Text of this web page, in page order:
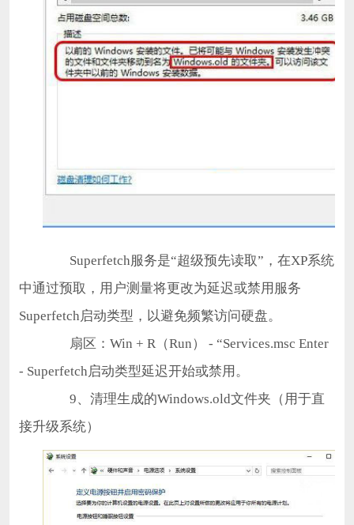
Superfetch服务是“超级预先读取”，在XP系统
中通过预取，用户测量将更改为延迟或禁用服务
Superfetch启动类型，以避免频繁访问硬盘。
扇区：Win + R（Run） - “Services.msc Enter
- Superfetch启动类型延迟开始或禁用。
9、清理生成的Windows.old文件夹（用于直
接升级系统）